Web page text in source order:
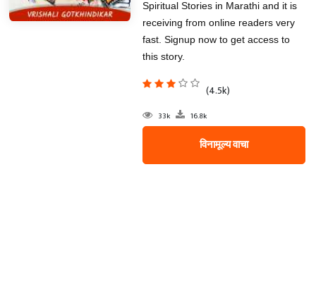
Spiritual Stories in Marathi and it is
receiving from online readers very
fast. Signup now to get access to
this story.
(4.5k)
33k 16.8k
विनामूल्य वाचा